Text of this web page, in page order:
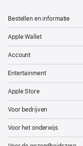
Bestellen en informatie
Apple Wallet
Account
Entertainment
Apple Store
Voor bedrijven
Voor het onderwijs